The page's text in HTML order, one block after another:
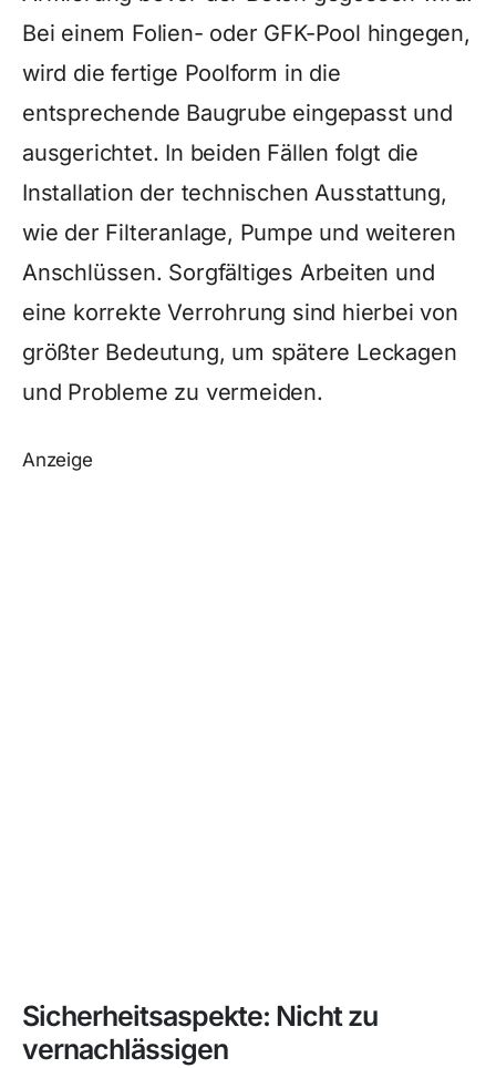
Bei einem Folien- oder GFK-Pool hingegen,
wird die fertige Poolform in die
entsprechende Baugrube eingepasst und
ausgerichtet. In beiden Fällen folgt die
Installation der technischen Ausstattung,
wie der Filteranlage, Pumpe und weiteren
Anschlüssen. Sorgfältiges Arbeiten und
eine korrekte Verrohrung sind hierbei von
größter Bedeutung, um spätere Leckagen
und Probleme zu vermeiden.
Anzeige
Sicherheitsaspekte: Nicht zu
vernachlässigen